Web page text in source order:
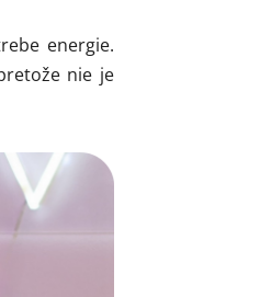
energie.
nie je